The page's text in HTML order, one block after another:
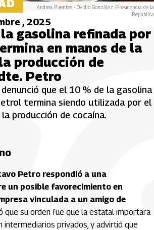
Andrea Puentes - Ovidio González /Presidencia de la
República
, 2025
gasolina refinada por
en manos de la
producción de
Petro
que el 10 % de la gasolina
termina siendo utilizada por el
producción de cocaína.
Petro respondió a una
un posible favorecimiento en
vinculada a un amigo de
que su orden fue que la estatal importara
intermediarios privados, y advirtió que